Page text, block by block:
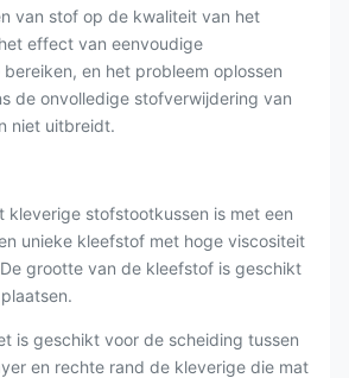
van stof op de kwaliteit van het
effect van eenvoudige
en het probleem oplossen
de onvolledige stofverwijdering van
niet uitbreidt.
kleverige stofstootkussen is met een
unieke kleefstof met hoge viscositeit
grootte van de kleefstof is geschikt
is geschikt voor de scheiding tussen
en rechte rand de kleverige die mat